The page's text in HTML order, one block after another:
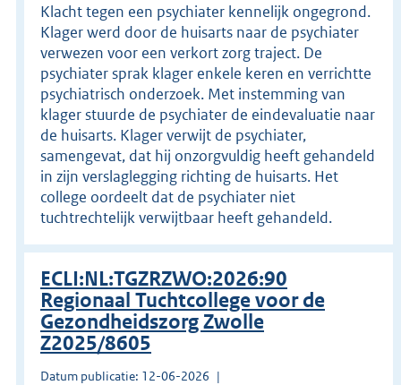
Klacht tegen een psychiater kennelijk ongegrond.
Klager werd door de huisarts naar de psychiater
verwezen voor een verkort zorg traject. De
psychiater sprak klager enkele keren en verrichtte
psychiatrisch onderzoek. Met instemming van
klager stuurde de psychiater de eindevaluatie naar
de huisarts. Klager verwijt de psychiater,
samengevat, dat hij onzorgvuldig heeft gehandeld
in zijn verslaglegging richting de huisarts. Het
college oordeelt dat de psychiater niet
tuchtrechtelijk verwijtbaar heeft gehandeld.
ECLI:NL:TGZRZWO:2026:90
Regionaal Tuchtcollege voor de
Gezondheidszorg Zwolle
Z2025/8605
Datum publicatie: 12-06-2026